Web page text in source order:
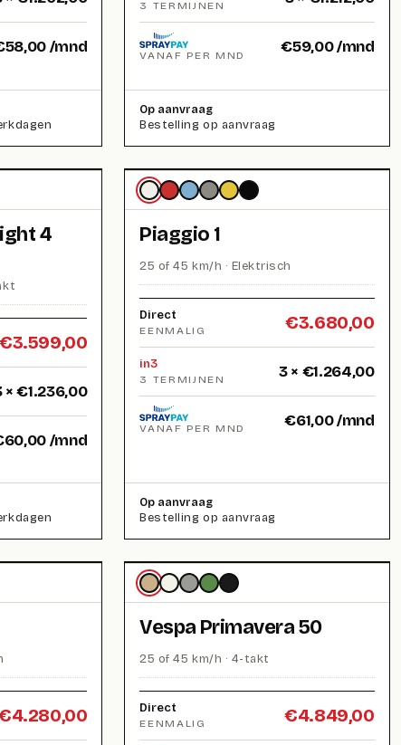
58,00/mnd
3 TERMIJNEN
VANAF PER MND €59,00/mnd
Op aanvraag
Bestelling op aanvraag
4
€3.599,00
×€1.236,00
60,00/mnd
Piaggio 1
25 of 45 km/h · Elektrisch
Direct
EENMALIG €3.680,00
in3
3 TERMIJNEN 3 × €1.264,00
VANAF PER MND €61,00/mnd
Op aanvraag
Bestelling op aanvraag
4.280,00
Vespa Primavera 50
25 of 45 km/h · 4-takt
Direct
EENMALIG €4.849,00